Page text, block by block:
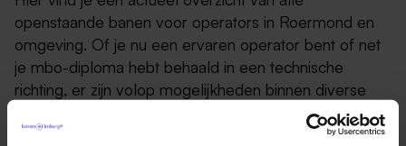
openstaande banen voor operators in Roermond en
omgeving. Of je nu een ervaren operator bent of net
je mbo-diploma hebt behaald in een technische
richting, er zijn volop mogelijkheden binnen diverse
voedingsmiddelenindustrie, chemie en logistiek.